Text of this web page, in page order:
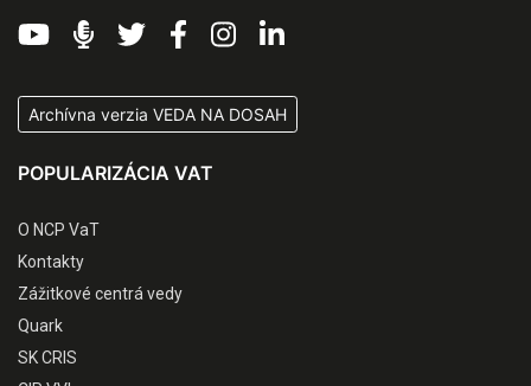
Archívna verzia VEDA NA DOSAH
POPULARIZÁCIA VAT
O NCP VaT
Kontakty
Zážitkové centrá vedy
Quark
SK CRIS